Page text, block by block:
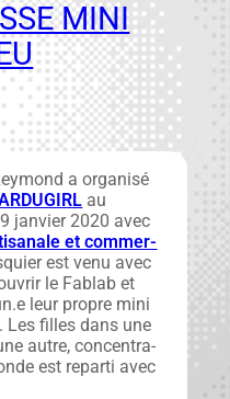
MINI
a organ­isé
au
jan­vi­er 2020 avec
et com­mer­
est venu avec
le Fablab et
leur pro­pre mini
. Les filles dans une
autre, con­cen­tra­
est repar­ti avec